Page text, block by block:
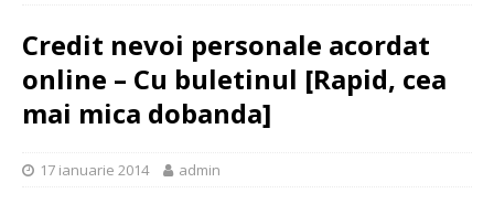
Credit nevoi personale acordat
online – Cu buletinul [Rapid, cea
mai mica dobanda]
17 ianuarie 2014 admin